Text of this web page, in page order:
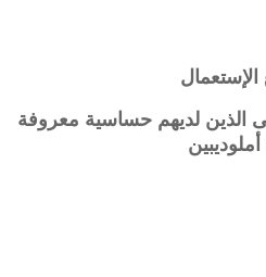
الإستعمال
الذين لديهم حساسية معروفة